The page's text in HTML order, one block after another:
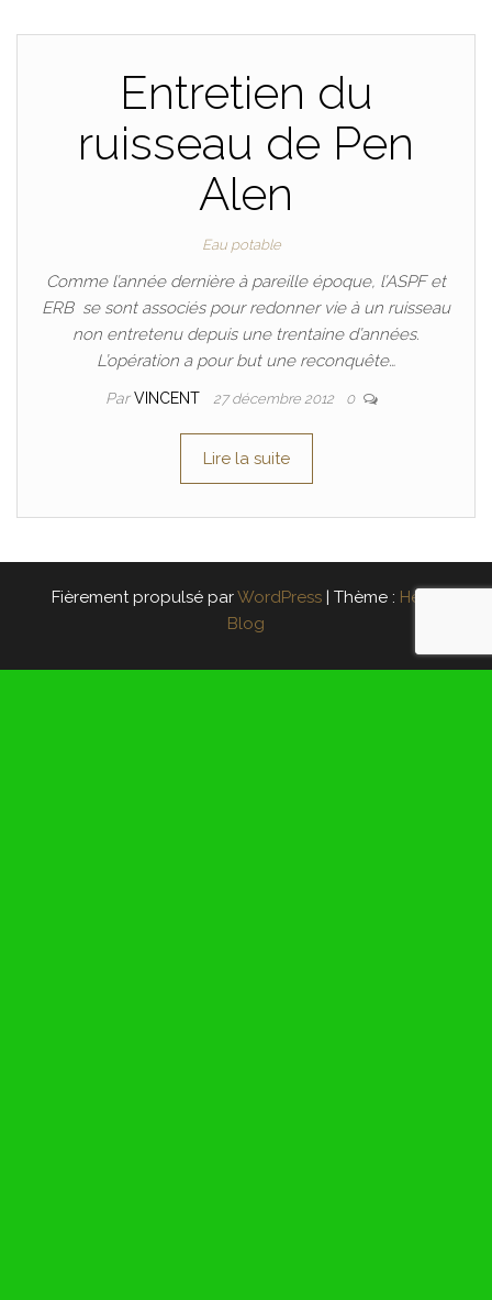
Entretien du
ruisseau de Pen
Alen
Eau potable
Comme l’année dernière à pareille époque, l’ASPF et
ERB se sont associés pour redonner vie à un ruisseau
non entretenu depuis une trentaine d’années.
L’opération a pour but une reconquête…
ParVINCENT 27 décembre 2012 0
Lire la suite
Fièrement propulsé parWordPress | Thème : Head
Blog